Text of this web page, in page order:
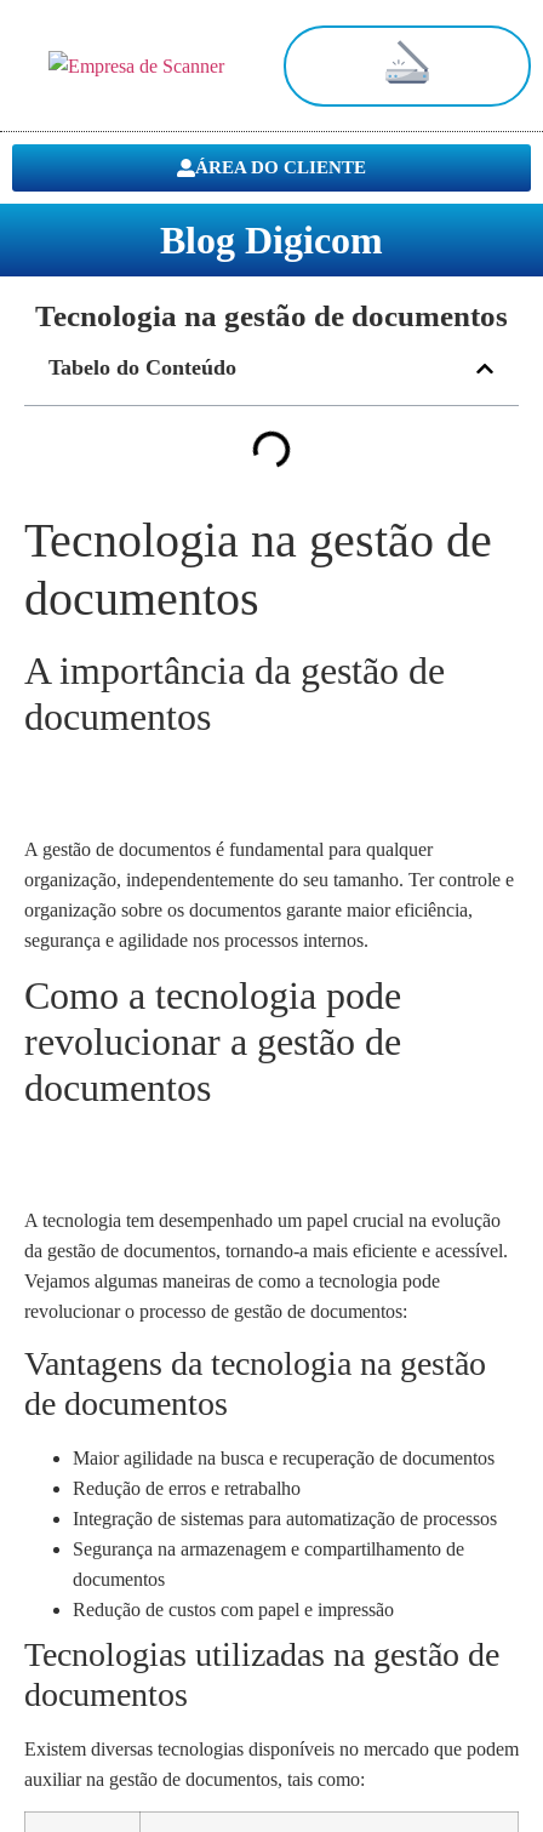
ÁREA DO CLIENTE
Blog Digicom
Tecnologia na gestão de documentos
Tabelo do Conteúdo
Tecnologia na gestão de
documentos
A importância da gestão de
documentos
A gestão de documentos é fundamental para qualquer
organização, independentemente do seu tamanho. Ter controle e
organização sobre os documentos garante maior eficiência,
segurança e agilidade nos processos internos.
Como a tecnologia pode
revolucionar a gestão de
documentos
A tecnologia tem desempenhado um papel crucial na evolução
da gestão de documentos, tornando-a mais eficiente e acessível.
Vejamos algumas maneiras de como a tecnologia pode
revolucionar o processo de gestão de documentos:
Vantagens da tecnologia na gestão
de documentos
Maior agilidade na busca e recuperação de documentos
Redução de erros e retrabalho
Integração de sistemas para automatização de processos
Segurança na armazenagem e compartilhamento de
documentos
Redução de custos com papel e impressão
Tecnologias utilizadas na gestão de
documentos
Existem diversas tecnologias disponíveis no mercado que podem
auxiliar na gestão de documentos, tais como: